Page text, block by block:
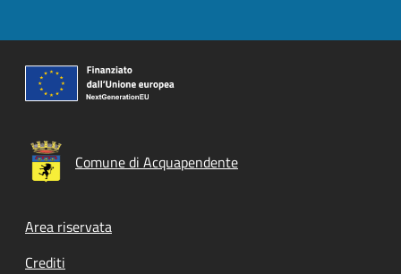
Comune di Acquapendente
Footer menu
Area riservata
Crediti